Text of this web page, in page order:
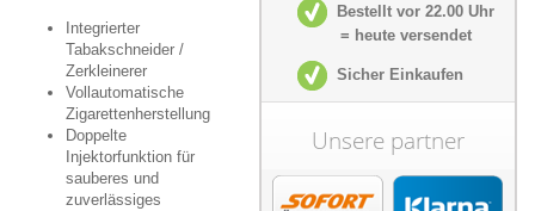
Integrierter
Tabakschneider /
Zerkleinerer
Vollautomatische
Zigarettenherstellung
Doppelte
Injektorfunktion für
sauberes und
zuverlässiges
Bestellt vor 22.00 Uhr
= heute versendet
Sicher Einkaufen
Unsere partner